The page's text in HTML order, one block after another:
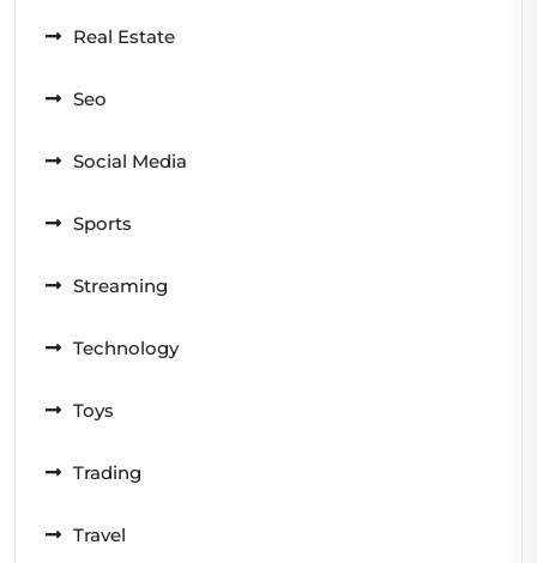
Real Estate
Seo
Social Media
Sports
Streaming
Technology
Toys
Trading
Travel